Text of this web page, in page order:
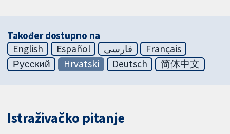
Također dostupno na
English
Español فارسی
Français
Русский
Hrvatski Deutsch 简体中文
Istraživačko pitanje